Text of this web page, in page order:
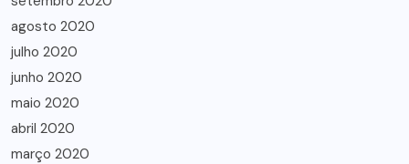
agosto 2020
julho 2020
junho 2020
maio 2020
abril 2020
março 2020